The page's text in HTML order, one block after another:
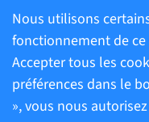
TRANSPARENCE
Charte
Nous utilisons
fonctionnement de
Accepter tous les
préférences dans le
», vous nous